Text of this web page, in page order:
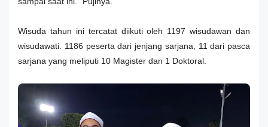
Wisuda tahun ini tercatat diikuti oleh 1197 wisudawan dan
wisudawati. 1186 peserta dari jenjang sarjana, 11 dari pasca
sarjana yang meliputi 10 Magister dan 1 Doktoral.